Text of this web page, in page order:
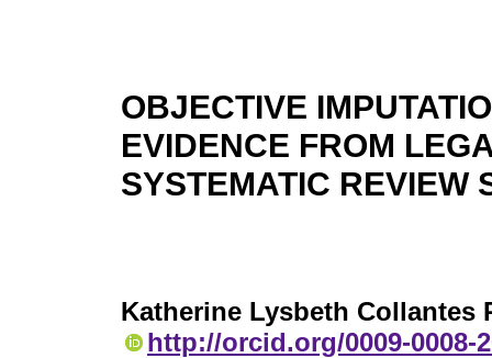
OBJECTIVE
EVIDENCE FROM
SYSTEMATIC REVIEW
Katherine Lysbeth Collantes
http://orcid.org/0009-0008-